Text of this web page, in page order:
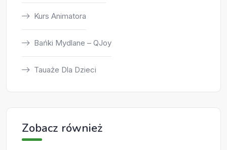
Kurs Animatora
Bańki Mydlane – QJoy
Tauaże Dla Dzieci
Zobacz również